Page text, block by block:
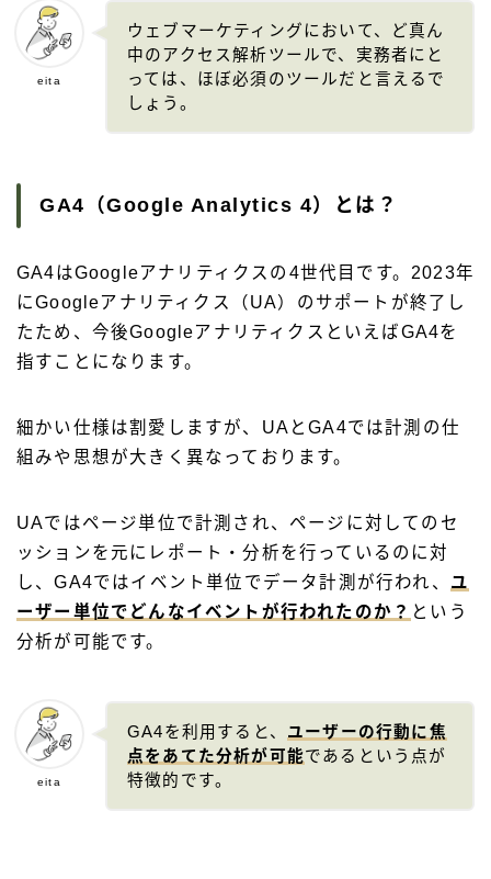
eita
ウェブマーケティングにおいて、ど真ん
中のアクセス解析ツールで、実務者にと
っては、ほぼ必須のツールだと言えるで
しょう。
GA4（Google Analytics 4）とは？
GA4はGoogleアナリティクスの4世代目です。2023年
にGoogleアナリティクス（UA）のサポートが終了し
たため、今後GoogleアナリティクスといえばGA4を
指すことになります。
細かい仕様は割愛しますが、UAとGA4では計測の仕
組みや思想が大きく異なっております。
UAではページ単位で計測され、ページに対してのセ
ッションを元にレポート・分析を行っているのに対
し、GA4ではイベント単位でデータ計測が行われ、 ユ
ーザー単位でどんなイベントが行われたのか？ という
分析が可能です。
eita
GA4を利用すると、 ユーザーの行動に焦
点をあてた分析が可能であるという点が
特徴的です。